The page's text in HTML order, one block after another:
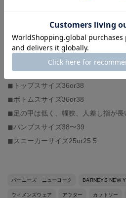
-スタッフ体型-
◼︎身長163センチ
◼︎骨格ストレート
◼︎トップスサイズ36or38
◼︎ボトムスサイズ36or38
◼︎足の甲は低く、幅狭、人差し指が長
◼︎パンプスサイズ38〜39
◼︎スニーカーサイズ25or25.5
バーニーズ ニューヨーク BARNEYS NEW
ウィメンズウェア アウター カットソー